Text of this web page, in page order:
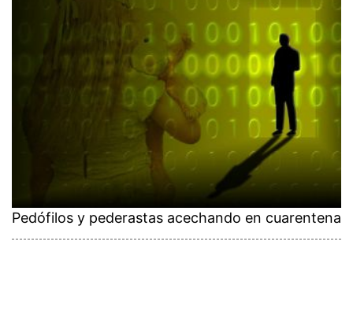
Pedófilos y pederastas acechando en cuarentena